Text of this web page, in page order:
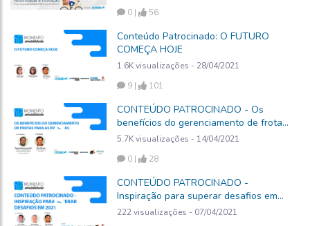
0 |
56
Conteúdo Patrocinado: O FUTURO
COMEÇA HOJE
1.6K visualizações - 28/04/2021
9 |
101
CONTEÚDO PATROCINADO - Os
benefícios do gerenciamento de frotas
para as empresas
5.7K visualizações - 14/04/2021
0 |
28
CONTEÚDO PATROCINADO -
Inspiração para superar desafios em
2021
222 visualizações - 07/04/2021